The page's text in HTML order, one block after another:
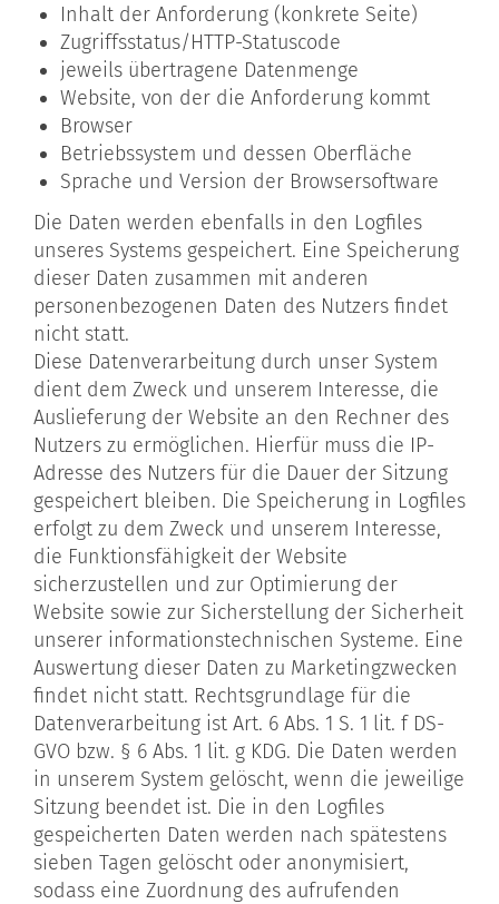
Inhalt der Anforderung (konkrete Seite)
Zugriffsstatus/HTTP-Statuscode
jeweils übertragene Datenmenge
Website, von der die Anforderung kommt
Browser
Betriebssystem und dessen Oberfläche
Sprache und Version der Browsersoftware
Die Daten werden ebenfalls in den Logfiles
unseres Systems gespeichert. Eine Speicherung
dieser Daten zusammen mit anderen
personenbezogenen Daten des Nutzers findet
nicht statt.
Diese Datenverarbeitung durch unser System
dient dem Zweck und unserem Interesse, die
Auslieferung der Website an den Rechner des
Nutzers zu ermöglichen. Hierfür muss die IP-
Adresse des Nutzers für die Dauer der Sitzung
gespeichert bleiben. Die Speicherung in Logfiles
erfolgt zu dem Zweck und unserem Interesse,
die Funktionsfähigkeit der Website
sicherzustellen und zur Optimierung der
Website sowie zur Sicherstellung der Sicherheit
unserer informationstechnischen Systeme. Eine
Auswertung dieser Daten zu Marketingzwecken
findet nicht statt. Rechtsgrundlage für die
Datenverarbeitung ist Art. 6 Abs. 1 S. 1 lit. f DS-
GVO bzw. § 6 Abs. 1 lit. g KDG. Die Daten werden
in unserem System gelöscht, wenn die jeweilige
Sitzung beendet ist. Die in den Logfiles
gespeicherten Daten werden nach spätestens
sieben Tagen gelöscht oder anonymisiert,
sodass eine Zuordnung des aufrufenden